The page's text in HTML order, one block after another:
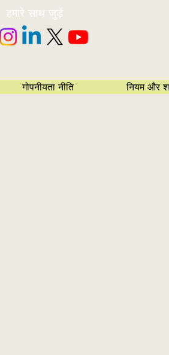
हमारे साथ जुड़ें
गोपनीयता नीति नियम और